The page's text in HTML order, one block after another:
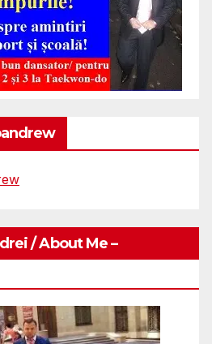
/ About Me –